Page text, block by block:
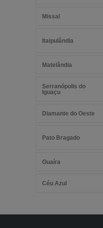
Missal
Itaipulândia
Matelândia
Serranópolis do
Iguaçu
Diamante do Oeste
Pato Bragado
Guaíra
Céu Azul